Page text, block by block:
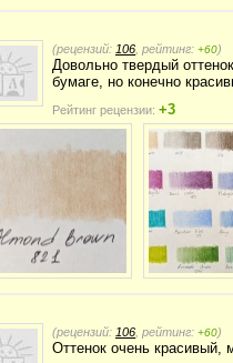
(рецензий: 106 , рейтинг: +60)
Довольно твердый
бумаге, но конечно
Рейтинг рецензии: +3
(рецензий: 106 , рейтинг: +60)
Оттенок очень красивый,